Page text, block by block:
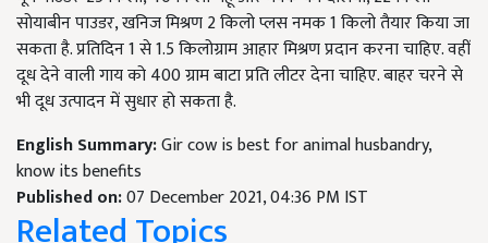
सोयाबीन पाउडर, खनिज मिश्रण 2 किलो प्लस नमक 1 किलो तैयार किया जा
सकता है. प्रतिदिन 1 से 1.5 किलोग्राम आहार मिश्रण प्रदान करना चाहिए. वहीं
दूध देने वाली गाय को 400 ग्राम बाटा प्रति लीटर देना चाहिए. बाहर चरने से
भी दूध उत्पादन में सुधार हो सकता है.
English Summary:Gir cow is best for animal husbandry,
know its benefits
Published on:07 December 2021, 04:36 PM IST